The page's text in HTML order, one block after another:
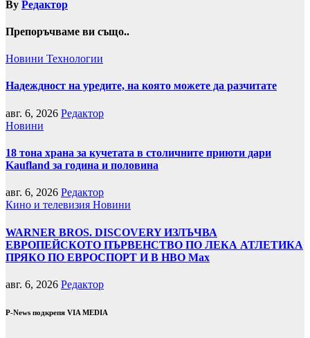
By Редактор
Препоръчваме ви също..
Новини Технологии
Надеждност на уредите, на която можете да разчитате
авг. 6, 2026 Редактор
Новини
18 тона храна за кучетата в столичните приюти дари
Kaufland за година и половина
авг. 6, 2026 Редактор
Кино и телевизия Новини
WARNER BROS. DISCOVERY ИЗЛЪЧВА
ЕВРОПЕЙСКОТО ПЪРВЕНСТВО ПО ЛЕКА АТЛЕТИКА
ПРЯКО ПО ЕВРОСПОРТ И В НВО Мах
авг. 6, 2026 Редактор
P-News подкрепя VIA MEDIA